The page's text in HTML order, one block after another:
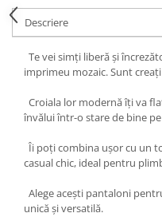
Descriere
Te vei simți liberă și
imprimeu mozaic. Sunt
Croiala lor modernă îți va
învălui într-o stare de bine
Îi poți combina ușor cu un
casual chic, ideal pentru
Alege acești pantaloni
unică și versatilă.